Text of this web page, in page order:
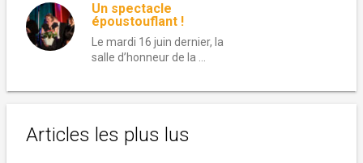
Un spectacle
époustouflant !
Le mardi 16 juin dernier, la
salle d’honneur de la …
Articles les plus lus